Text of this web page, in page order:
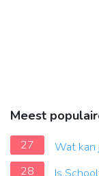
Meest
27
Wat kan
28